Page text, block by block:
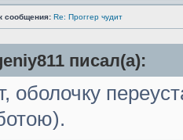
сообщения: Re: Проггер чудит
писал(а):
оболочку